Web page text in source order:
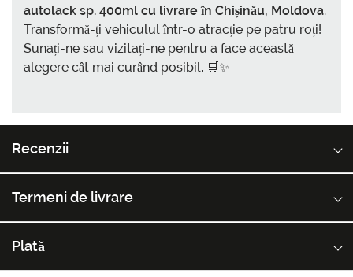
autolack sp. 400ml cu livrare în Chișinău, Moldova.
Transformă-ți vehiculul într-o atracție pe patru roți!
Sunați-ne sau vizitați-ne pentru a face această
alegere cât mai curând posibil. 🛒✨
Recenzii
Termeni de livrare
Plată